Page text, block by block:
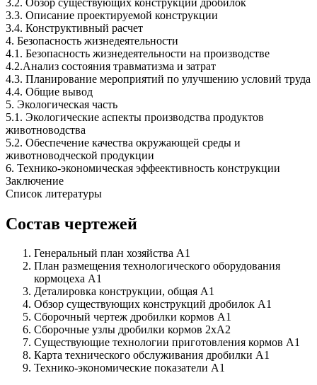
3.3. Описание проектируемой конструкции
3.4. Конструктивный расчет
4. Безопасность жизнедеятельности
4.1. Безопасность жизнедеятельности на производстве
4.2.Анализ состояния травматизма и затрат
4.3. Планирование мероприятий по улучшению условий труда
4.4. Общие вывод
5. Экологическая часть
5.1. Экологические аспекты производства продуктов
животноводства
5.2. Обеспечение качества окружающей среды и
животноводческой продукции
6. Технико-экономическая эффеективность конструкции
Заключение
Список литературы
Состав чертежей
Генеральный план хозяйства А1
План размещения технологического оборудования
кормоцеха А1
Деталировка конструкции, общая А1
Обзор существующих конструкций дробилок А1
Сборочный чертеж дробилки кормов А1
Сборочные узлы дробилки кормов 2хА2
Существующие технологии приготовления кормов А1
Карта технического обслуживания дробилки А1
Технико-экономические показатели А1